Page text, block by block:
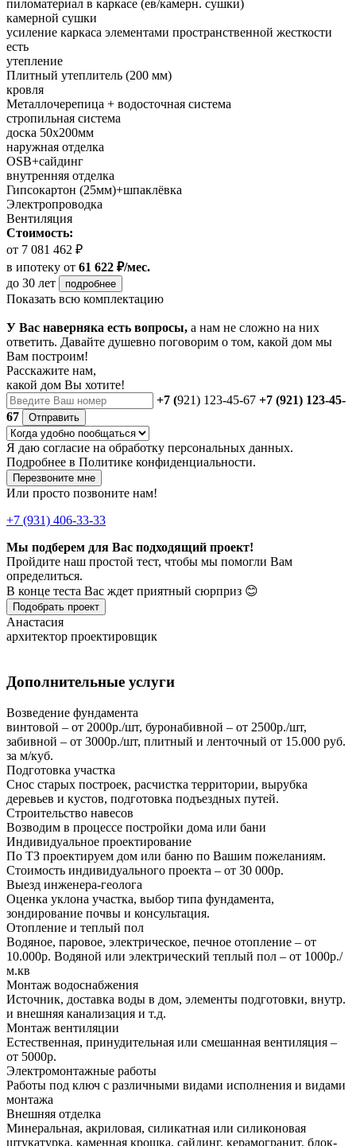
пиломатериал в каркасе (ев/камерн. сушки)
камерной сушки
усиление каркаса элементами пространственной жесткости
есть
утепление
Плитный утеплитель (200 мм)
кровля
Металлочерепица + водосточная система
стропильная система
доска 50х200мм
наружная отделка
OSB+сайдинг
внутренняя отделка
Гипсокартон (25мм)+шпаклёвка
Электропроводка
Вентиляция
Стоимость:
от 7 081 462 ₽
в ипотеку от 61 622 ₽/мес.
до 30 лет
подробнее
Показать всю комплектацию
У Вас наверняка есть вопросы, а нам не сложно на них
ответить. Давайте душевно поговорим о том, какой дом мы
Вам построим!
Расскажите нам,
какой дом Вы хотите!
+7 (921) 123-45-67 +7 (921) 123-45-
67
Отправить
Я даю согласие на обработку персональных данных.
Подробнее в Политике конфиденциальности.
Перезвоните мне
Или просто позвоните нам!
+7 (931) 406-33-33
Мы подберем для Вас подходящий проект!
Пройдите наш простой тест, чтобы мы помогли Вам
определиться.
В конце теста Вас ждет приятный сюрприз 😊
Подобрать проект
Анастасия
архитектор проектировщик
Дополнительные услуги
Возведение фундамента
винтовой – от 2000р./шт, буронабивной – от 2500р./шт,
забивной – от 3000р./шт, плитный и ленточный от 15.000 руб.
за м/куб.
Подготовка участка
Снос старых построек, расчистка территории, вырубка
деревьев и кустов, подготовка подъездных путей.
Строительство навесов
Возводим в процессе постройки дома или бани
Индивидуальное проектирование
По ТЗ проектируем дом или баню по Вашим пожеланиям.
Стоимость индивидуального проекта – от 30 000р.
Выезд инженера-геолога
Оценка уклона участка, выбор типа фундамента,
зондирование почвы и консультация.
Отопление и теплый пол
Водяное, паровое, электрическое, печное отопление – от
10.000р. Водяной или электрический теплый пол – от 1000р./
м.кв
Монтаж водоснабжения
Источник, доставка воды в дом, элементы подготовки, внутр.
и внешняя канализация и т.д.
Монтаж вентиляции
Естественная, принудительная или смешанная вентиляция –
от 5000р.
Электромонтажные работы
Работы под ключ с различными видами исполнения и видами
монтажа
Внешняя отделка
Минеральная, акриловая, силикатная или силиконовая
штукатурка, каменная крошка, сайдинг, керамогранит, блок-